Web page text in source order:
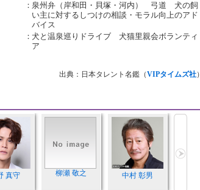
： 泉州弁（岸和田・貝塚・河内） 弓道 犬の飼
い主に対するしつけの相談・モラル向上のアド
バイス
：犬と温泉巡りドライブ 犬猫里親会ボランティ
ア
出典：日本タレント名鑑（VIPタイムズ社）
真守 柳瀬 敬之 中村 彰男